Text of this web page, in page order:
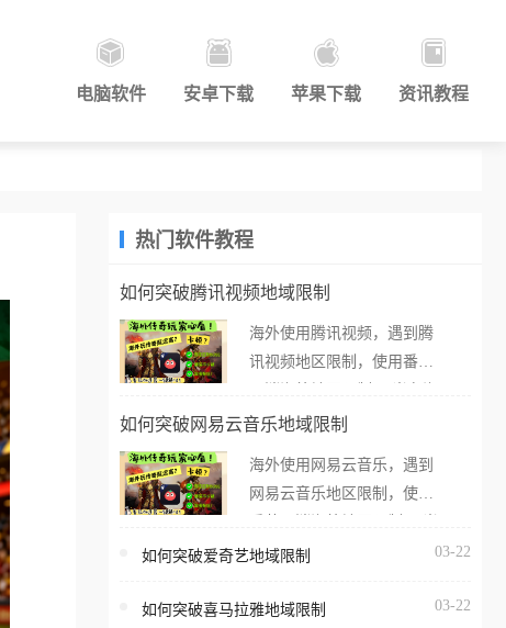
电脑软件 安卓下载 苹果下载 资讯教程
热门软件教程
如何突破腾讯视频地域限制
海外使用腾讯视频，遇到腾
讯视频地区限制，使用番茄
外打开腾讯视频，却突然弹
地区无法播放”的提示语。
海外用户如香港、澳门、台
亚、欧洲等国家和地区时，
台一样，出现地区及版权限
如何突破网易云音乐地域限制
海外使用网易云音乐，遇到
网易云音乐地区限制，使用
在海外打开网易云音乐，却
所在的地区无法播放”的提示
如何突破爱奇艺地域限制 03-22
如何突破喜马拉雅地域限制 03-22